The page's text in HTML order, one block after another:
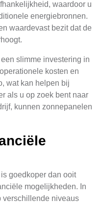
waardoor u
energiebronnen.
waardevast bezit dat de
slimme investering in
kosten en
wat kan helpen bij
als u op zoek bent naar
kunnen zonnepanelen
goedkoper dan ooit
mogelijkheden. In
verschillende niveaus